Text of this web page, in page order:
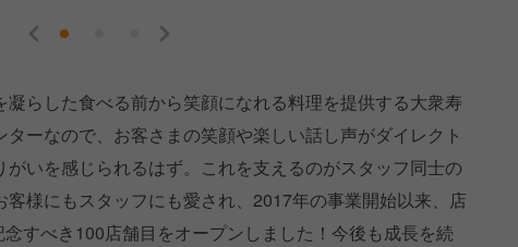
らした食べる前から笑顔になれる料理を提供する大衆寿
ーなので、お客さまの笑顔や楽しい話し声がダイレクト
いを感じられるはず。これを支えるのがスタッフ同士の
様にもスタッフにも愛され、2017年の事業開始以来、店
すべき100店舗目をオープンしました！今後も成長を続